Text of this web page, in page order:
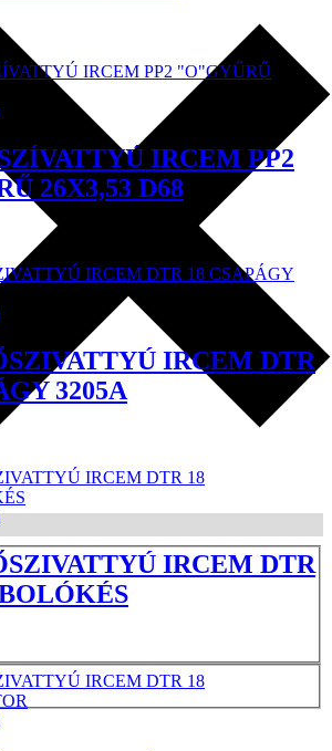
IRCEM PP2
26X3,53 D68
IRCEM DTR
3205A
IRCEM DTR